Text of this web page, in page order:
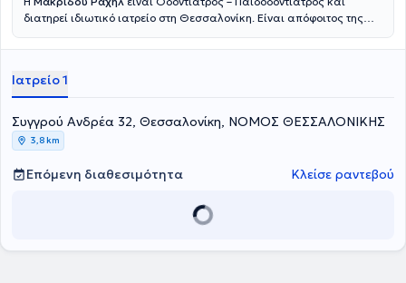
διατηρεί ιδιωτικό ιατρείο στη Θεσσαλονίκη. Είναι απόφοιτος της
Θεσσαλονίκης και έχει μετεκπαιδευθεί στην παιδοδοντιατρική στην
Leeds της Αγγλίας. Διαθέτει μακρόχρονη ακαδημαϊκή και
επαγγελματική εμπειρία στο χώρο και στο ιατρείο της καλύπτει τις
ανάγκες παιδιών και ενηλίκων.
Ιατρείο 1
Συγγρού Ανδρέα 32, Θεσσαλονίκη, ΝΟΜΟΣ ΘΕΣΣΑΛΟΝΙΚΗΣ
3,8 km
Επόμενη διαθεσιμότητα Κλείσε ραντεβού